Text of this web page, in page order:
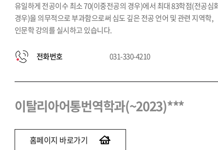
유일하게 전공이수 최소 70(이중전공의 경우)에서 최대 83학점(전공심
경우)을 의무적으로 부과함으로써 심도 깊은 전공 언어 및 관련 지역학,
인문학 강의를 실시하고 있습니다.
전화번호 031-330-4210
이탈리아어통번역학과(~2023)***
홈페이지 바로가기